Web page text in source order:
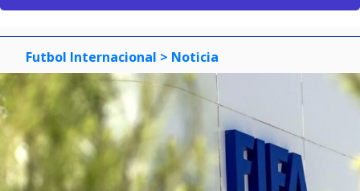
Futbol Internacional > Noticia